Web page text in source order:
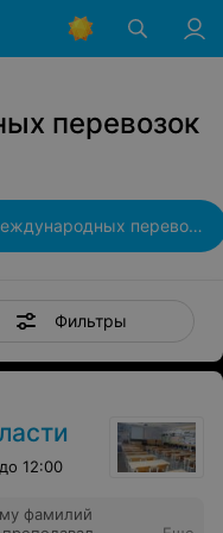
перевозок
Курсы международных перевозок
Фильтры
до 12:00
фамилий